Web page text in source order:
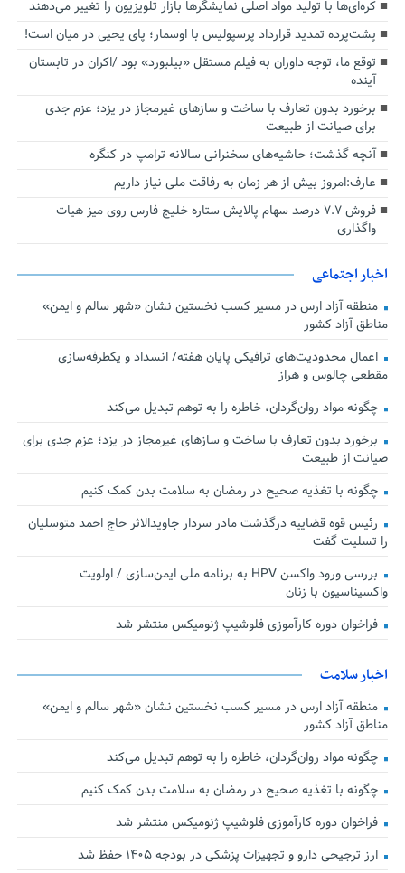
کره‌ای‌ها با تولید مواد اصلی نمایشگرها بازار تلویزیون را تغییر می‌دهند
پشت‌پرده تمدید قرارداد پرسپولیس با اوسمار؛ پای یحیی در میان است!
توقع ما، توجه داوران به فیلم مستقل «بیلبورد» بود /اکران در تابستان
آینده
برخورد بدون تعارف با ساخت‌ و سازهای غیرمجاز در یزد؛ عزم جدی
برای صیانت از طبیعت
آنچه گذشت؛ حاشیه‌های سخنرانی سالانه ترامپ در کنگره
عارف:امروز بیش از هر زمان به رفاقت ملی نیاز داریم
فروش ۷.۷ درصد سهام پالایش ستاره خلیج فارس روی میز هیات
واگذاری
اخبار اجتماعی
منطقه آزاد ارس در مسیر کسب نخستین نشان «شهر سالم و ایمن»
مناطق آزاد کشور
اعمال محدودیت‌های ترافیکی پایان هفته/ انسداد و یکطرفه‌سازی
مقطعی چالوس و هراز
چگونه مواد روان‌گردان، خاطره را به توهم تبدیل می‌کند
برخورد بدون تعارف با ساخت‌ و سازهای غیرمجاز در یزد؛ عزم جدی برای
صیانت از طبیعت
چگونه با تغذیه صحیح در رمضان به سلامت بدن کمک کنیم
رئیس قوه قضاییه درگذشت مادر سردار جاویدالاثر حاج احمد متوسلیان
را تسلیت گفت
بررسی ورود واکسن HPV به برنامه ملی ایمن‌سازی / اولویت
واکسیناسیون با زنان
فراخوان دوره کارآموزی فلوشیپ ژنومیکس منتشر شد
اخبار سلامت
منطقه آزاد ارس در مسیر کسب نخستین نشان «شهر سالم و ایمن»
مناطق آزاد کشور
چگونه مواد روان‌گردان، خاطره را به توهم تبدیل می‌کند
چگونه با تغذیه صحیح در رمضان به سلامت بدن کمک کنیم
فراخوان دوره کارآموزی فلوشیپ ژنومیکس منتشر شد
ارز ترجیحی دارو و تجهیزات پزشکی در بودجه ۱۴۰۵ حفظ شد